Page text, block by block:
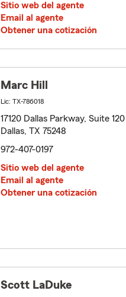
Sitio web del agente
Email al agente
Obtener una cotización
Marc Hill
Lic: TX-786018
17120 Dallas Parkway, Suite 120
Dallas, TX 75248
972-407-0197
Sitio web del agente
Email al agente
Obtener una cotización
Scott LaDuke